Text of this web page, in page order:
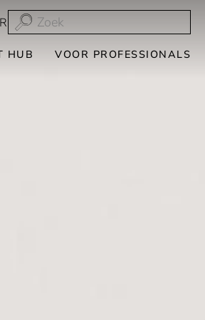
HUB VOOR PROFESSIONALS